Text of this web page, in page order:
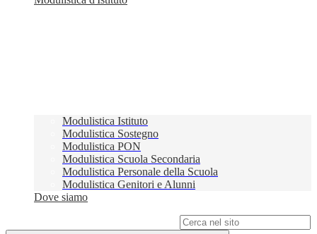
Modulistica Istituto
Modulistica Sostegno
Modulistica PON
Modulistica Scuola Secondaria
Modulistica Personale della Scuola
Modulistica Genitori e Alunni
Dove siamo